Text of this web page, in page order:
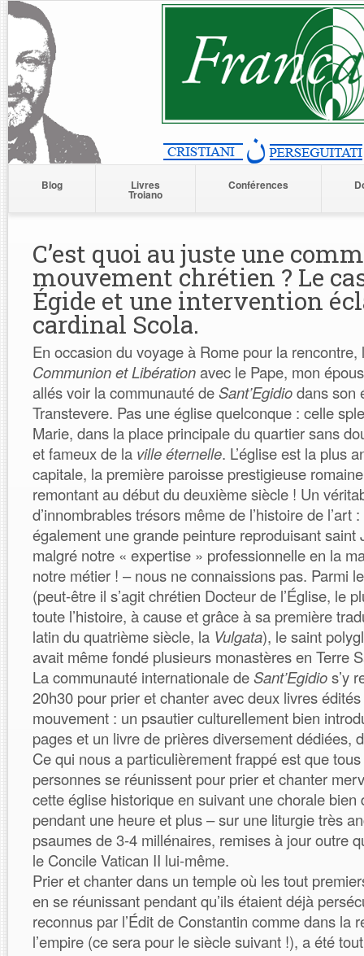
Blog Livres
Troiano
Conférences
C’est quoi au juste une
mouvement chrétien ? Le
Égide et une intervention
cardinal Scola.
En occasion du voyage à Rome pour la
Communion et Libérationavec le Pape, mon
allés voir la communauté deSant’Egidiodans son
Transtevere. Pas une église quelconque : celle
Marie, dans la place principale du quartier sans
et fameux de la ville éternelle. L’église est la plus
capitale, la première paroisse prestigieuse
remontant au début du deuxième siècle ! Un
d’innombrables trésors même de l’histoire de l’art
également une grande peinture reproduisant saint
malgré notre « expertise » professionnelle en la
notre métier ! – nous ne connaissions pas. Parmi
(peut-être il s’agit chrétien Docteur de l’Église, le
toute l’histoire, à cause et grâce à sa première
latin du quatrième siècle, la Vulgata), le saint
avait même fondé plusieurs monastères en Terre
La communauté internationale deSant’Egidios’y
20h30 pour prier et chanter avec deux livres
mouvement : un psautier culturellement bien
pages et un livre de prières diversement dédiées,
Ce qui nous a particulièrement frappé est que
personnes se réunissent pour prier et chanter
cette église historique en suivant une chorale bien
pendant une heure et plus – sur une liturgie très
psaumes de 3-4 millénaires, remises à jour outre
le Concile Vatican II lui-même.
Prier et chanter dans un temple où les tout
en se réunissant pendant qu’ils étaient déjà
reconnus par l’Édit de Constantin comme dans la
l’empire (ce sera pour le siècle suivant !), a été